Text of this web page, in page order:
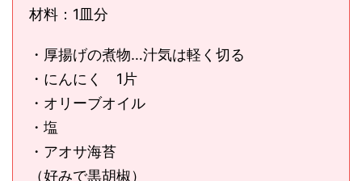
材料：1皿分
・厚揚げの煮物…汁気は軽く切る
・にんにく 1片
・オリーブオイル
・塩
・アオサ海苔
（好みで黒胡椒）